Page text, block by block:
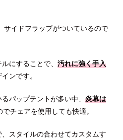
サイドフラップがついているので
にすることで、汚れに強く手入
ンです。
パップテントが多い中、炎幕は
でチェアを使用しても快適。
、スタイルの合わせてカスタムす